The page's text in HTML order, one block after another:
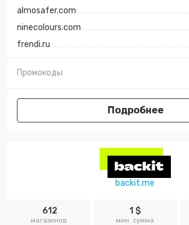
almosafer.com
ninecolours.com
frendi.ru
Промокоды
Подробнее
backit.me
612
магазинов
1 $
мин. сумма